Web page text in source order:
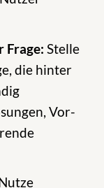
Frage: Stelle
die hinter
Vor-